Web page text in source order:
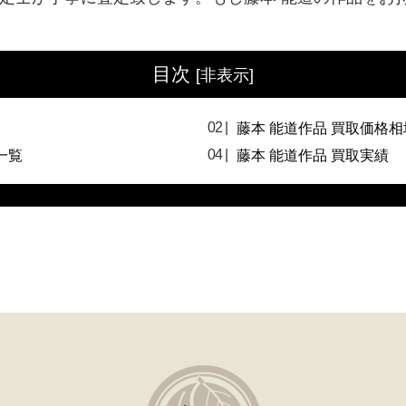
目次 [非表示]
藤本 能道作品 買取価格相
覧
藤本 能道作品 買取実績